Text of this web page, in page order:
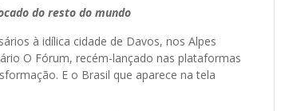
do resto do mundo
à idílica cidade de Davos, nos Alpes
O Fórum, recém-lançado nas plataformas
E o Brasil que aparece na tela